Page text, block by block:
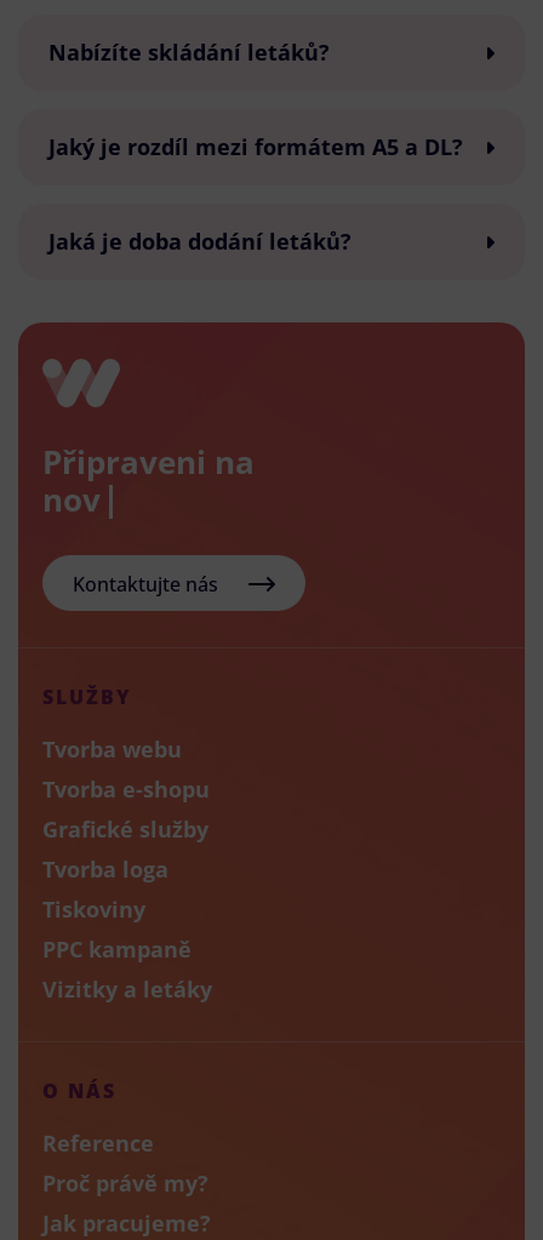
Nabízíte skládání letáků?
Jaký je rozdíl mezi formátem A5 a DL?
Jaká je doba dodání letáků?
Připraveni na
nový e-
Kontaktujte nás
SLUŽBY
Tvorba webu
Tvorba e-shopu
Grafické služby
Tvorba loga
Tiskoviny
PPC kampaně
Vizitky a letáky
O NÁS
Reference
Proč právě my?
Jak pracujeme?